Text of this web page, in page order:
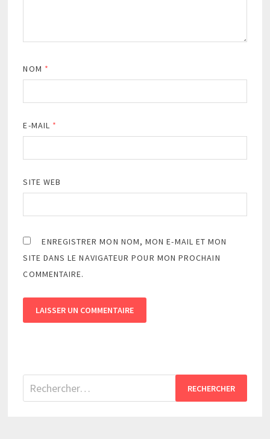
NOM *
E-MAIL *
SITE WEB
ENREGISTRER MON NOM, MON E-MAIL ET MON
SITE DANS LE NAVIGATEUR POUR MON PROCHAIN
COMMENTAIRE.
Rechercher :